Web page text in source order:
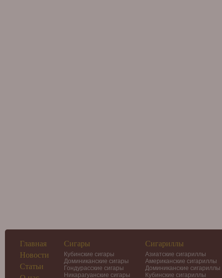
Главная
Новости
Статьи
Сигары
Кубинские сигары
Доминиканские сигары
Гондурасские сигары
Никарагуанские сигары
Сигариллы
Азиатские сигариллы
Американские сигариллы
Доминиканские сигариллы
Кубинские сигариллы